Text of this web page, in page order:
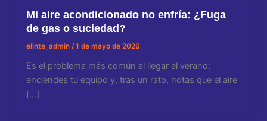
Mi aire acondicionado no enfría: ¿Fuga
de gas o suciedad?
elinte_admin /1 de mayo de 2026
Es el problema más común al llegar el verano:
enciendes tu equipo y, tras un rato, notas que el aire
[…]